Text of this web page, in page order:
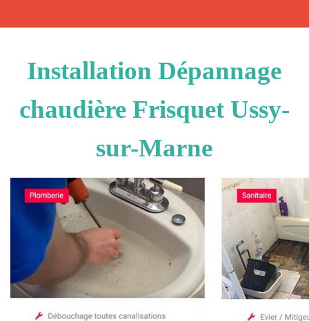
Installation Dépannage
chaudière Frisquet Ussy-
sur-Marne